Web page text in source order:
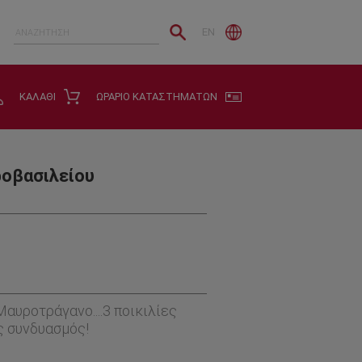
EN
ΩΡΑΡΙΟ ΚΑΤΑΣΤΗΜΑΤΩΝ
ΚΑΛΑΘΙ
ποικιλίες
συνδυασμός!